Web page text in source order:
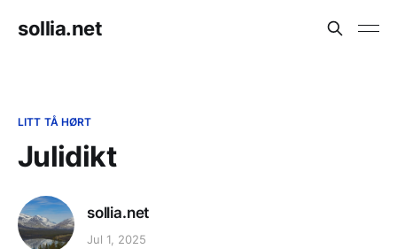
sollia.net
LITT TÅ HØRT
Julidikt
sollia.net
Jul 1, 2025